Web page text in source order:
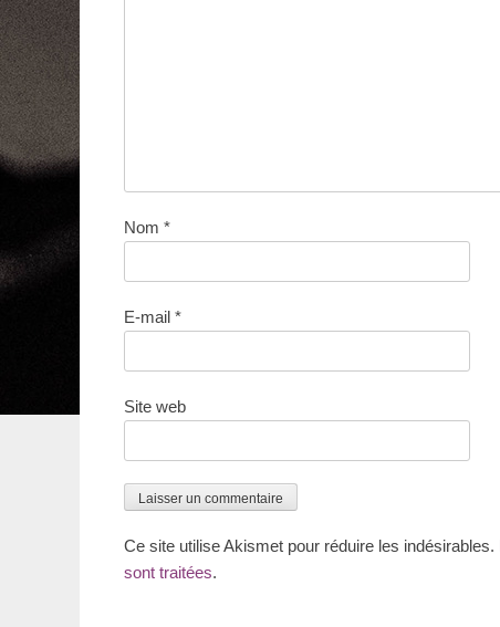
Nom *
E-mail *
Site web
Ce site utilise Akismet pour réduire les indésirables.
sont traitées.